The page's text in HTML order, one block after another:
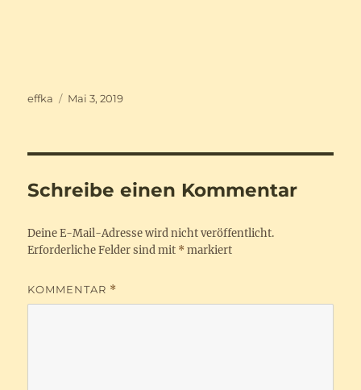
Autor
effka
Veröffentlicht
Mai 3, 2019
Schreibe einen Kommentar
Deine E-Mail-Adresse wird nicht veröffentlicht.
Erforderliche Felder sind mit * markiert
KOMMENTAR *